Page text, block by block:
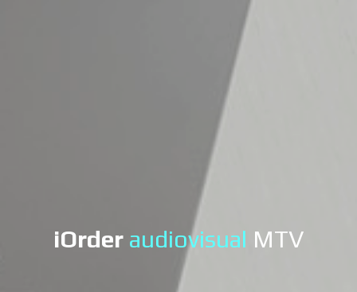
iOrder audiovisual MTV